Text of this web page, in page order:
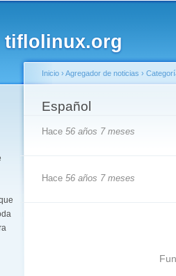
tiflolinux.org
Se encuentra usted
Inicio › Agregador de noticias ›
Español
Hace 56 años 7 meses
Hace 56 años 7 meses